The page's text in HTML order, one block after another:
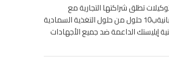
تطلق شراكتها التجارية مع
أجروستوك الاسبانيةب10 حلول من حلول التغذية السمادية
إيليستك الداعمة ضد جميع الأجهادات